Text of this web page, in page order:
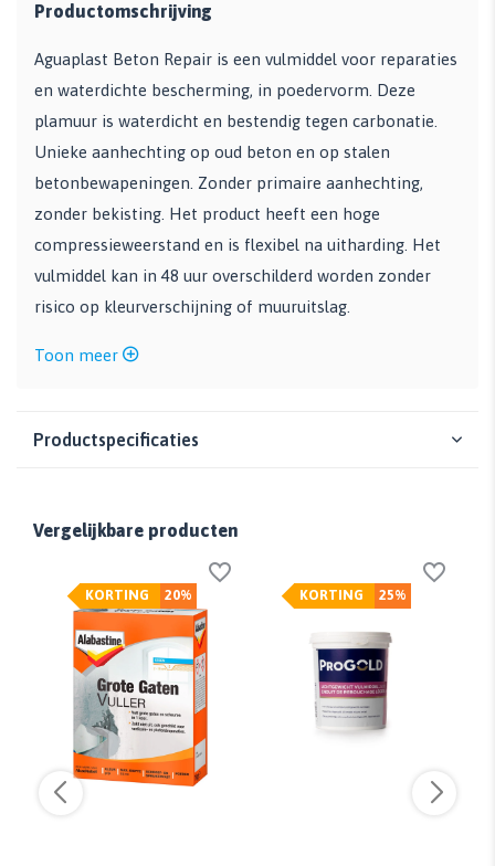
Productomschrijving
Aguaplast Beton Repair is een vulmiddel voor reparaties
en waterdichte bescherming, in poedervorm. Deze
plamuur is waterdicht en bestendig tegen carbonatie.
Unieke aanhechting op oud beton en op stalen
betonbewapeningen. Zonder primaire aanhechting,
zonder bekisting. Het product heeft een hoge
compressieweerstand en is flexibel na uitharding. Het
vulmiddel kan in 48 uur overschilderd worden zonder
risico op kleurverschijning of muuruitslag.
Toon meer
Productspecificaties
Vergelijkbare producten
20%
KORTING 25%
KORTING